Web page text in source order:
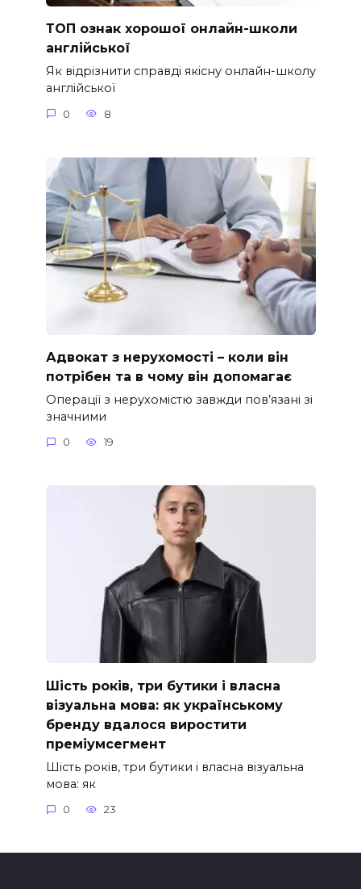
ТОП ознак хорошої онлайн-школи
англійської
Як відрізнити справді якісну онлайн-школу
англійської
0 8
Адвокат з нерухомості – коли він
потрібен та в чому він допомагає
Операції з нерухомістю завжди пов’язані зі
значними
0 19
Шість років, три бутики і власна
візуальна мова: як українському
бренду вдалося виростити
преміумсегмент
Шість років, три бутики і власна візуальна
мова: як
0 23